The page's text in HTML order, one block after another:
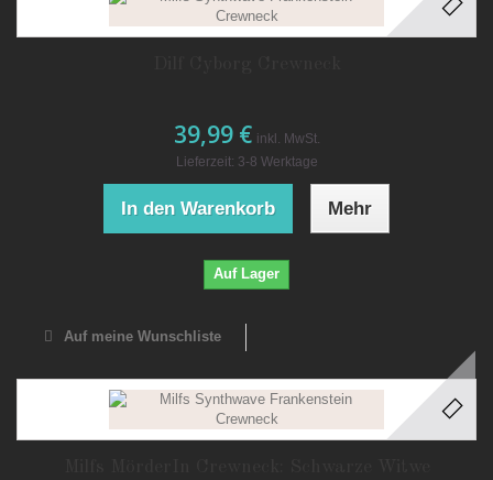
39,99 € inkl. MwSt.
Lieferzeit: 3-8 Werktage
In den Warenkorb Mehr
Auf Lager
Auf meine Wunschliste